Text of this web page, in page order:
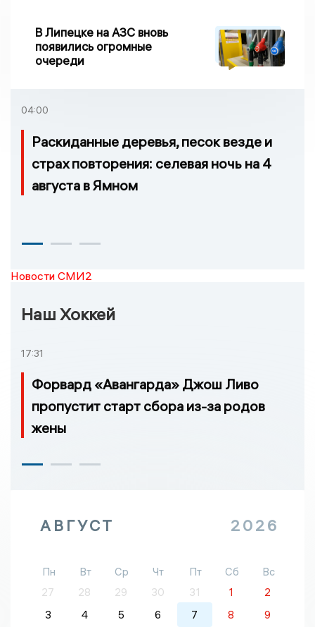
В Липецке на АЗС вновь
появились огромные
очереди
04:00
Раскиданные деревья, песок везде и
страх повторения: селевая ночь на 4
августа в Ямном
Новости СМИ2
Наш Хоккей
17:31
Форвард «Авангарда» Джош Ливо
пропустит старт сбора из-за родов
жены
АВГУСТ 2026
Пн Вт Ср Чт Пт Сб
Вс
27
28 29 30 31 1
2
3
4 5 6 7 8 9